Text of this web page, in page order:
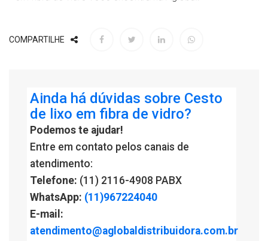
COMPARTILHE
Ainda há dúvidas sobre Cesto
de lixo em fibra de vidro?
Podemos te ajudar!
Entre em contato pelos canais de
atendimento:
Telefone: (11) 2116-4908 PABX
WhatsApp: (11)967224040
E-mail:
atendimento@aglobaldistribuidora.com.br